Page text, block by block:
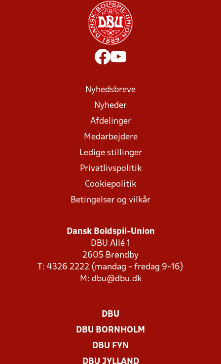
Nyhedsbreve
Nyheder
Afdelinger
Medarbejdere
Ledige stillinger
Privatlivspolitik
Cookiepolitik
Betingelser og vilkår
Dansk Boldspil-Union
DBU Allé 1
2605 Brøndby
T: 4326 2222 (mandag - fredag 9-16)
M: dbu@dbu.dk
DBU
DBU BORNHOLM
DBU FYN
DBU JYLLAND